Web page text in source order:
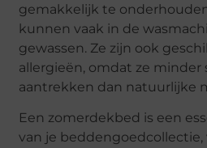
gemakkelijk te
kunnen vaak in de
gewassen. Ze zijn ook
allergieën, omdat ze
aantrekken dan natuurlijke
Een zomerdekbed is een
van je beddengoedcollectie,